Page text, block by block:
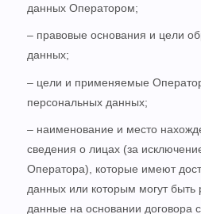
данных Оператором;
– правовые основания и цели
данных;
– цели и применяемые
персональных данных;
– наименование и место
сведения о лицах (за
Оператора), которые имеют
данных или которым могут
данные на основании договора